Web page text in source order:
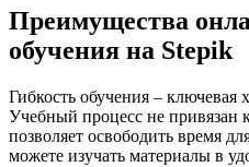
Преимущества
обучения на Stepik
Гибкость обучения – ключевая
Учебный процесс не привязан
позволяет освободить время
можете изучать материалы в